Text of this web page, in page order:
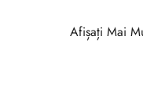
Afișați Mai